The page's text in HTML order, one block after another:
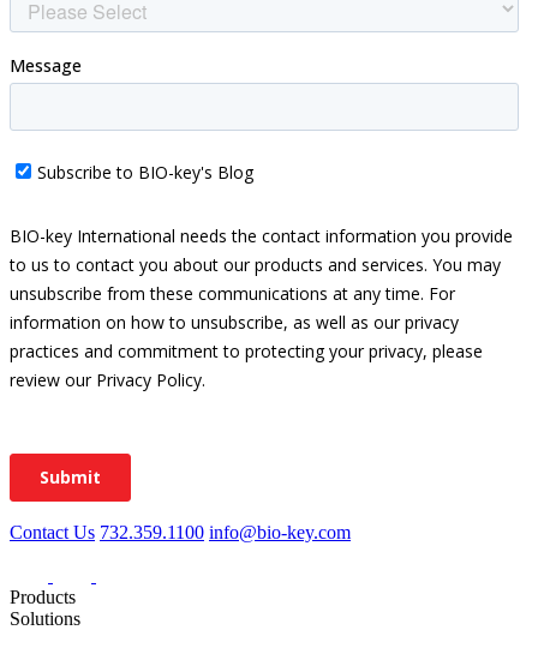
Contact Us 732.359.1100 info@bio-key.com
Products
Solutions